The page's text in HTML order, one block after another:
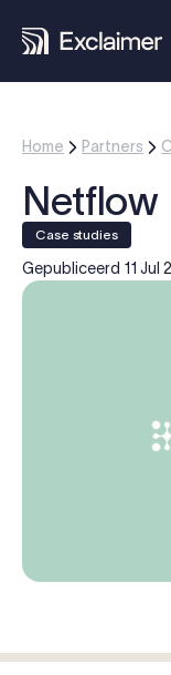
Home Partners
Netflow
case studies
Gepubliceerd 11 Jul